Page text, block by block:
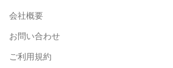
会社概要
お問い合わせ
ご利用規約